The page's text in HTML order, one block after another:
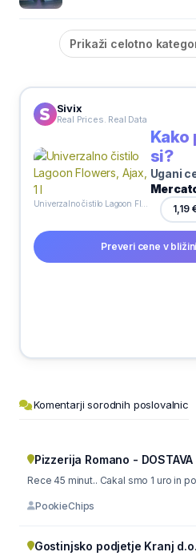
Prikaži celotno
Sivix
Real Prices. Real Data
Kako
si?
Ugani
1,19
Preveri cene v
Komentarji sorodnih poslovalnic
Pizzerija Romano - DOSTAVA
Rece 45 minut.. Cakal smo 1 uro in
PookieChips
Gostinjsko podjetje Kranj